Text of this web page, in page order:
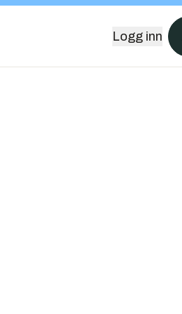
Logg inn